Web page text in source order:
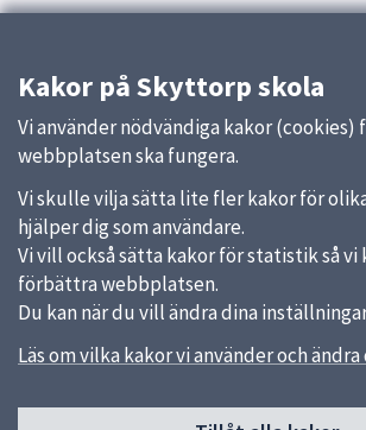
Kakor på Skyttorp skola
Vi använder nödvändiga kakor (cookies)
webbplatsen ska fungera.
Vi skulle vilja sätta lite fler kakor för
hjälper dig som användare.
Vi vill också sätta kakor för statistik så vi
förbättra webbplatsen.
Du kan när du vill ändra dina
Läs om vilka kakor vi använder och